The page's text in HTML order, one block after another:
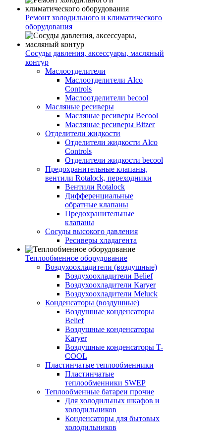
Ремонт холодильного и климатического
оборудования
Сосуды давления, аксессуары, масляный
контур
Маслоотделители
Маслоотделители Alco
Controls
Маслоотделители becool
Масляные ресиверы
Масляные ресиверы Becool
Масляные ресиверы Bitzer
Отделители жидкости
Отделители жидкости Alco
Controls
Отделители жидкости becool
Предохранительные клапаны,
вентили Rotalock, переходники
Вентили Rotalock
Дифференциальные
обратные клапаны
Предохранительные
клапаны
Сосуды высокого давления
Ресиверы хладагента
Теплообменное оборудование
Воздухоохладители (воздушные)
Воздухоохладители Belief
Воздухоохладители Karyer
Воздухоохладители Meluck
Конденсаторы (воздушные)
Воздушные конденсаторы
Belief
Воздушные конденсаторы
Karyer
Воздушные конденсаторы T-
COOL
Пластинчатые теплообменники
Пластинчатые
теплообменники SWEP
Теплообменные батареи прочие
Для холодильных шкафов и
холодильников
Конденсаторы для бытовых
холодильников